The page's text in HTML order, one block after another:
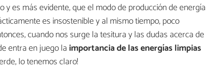
es más evidente, que el modo de producción de energía
es insostenible y al mismo tiempo, poco
cuando nos surge la tesitura y las dudas acerca de
entra en juego laimportancia de las energías limpias
lo tenemos claro!